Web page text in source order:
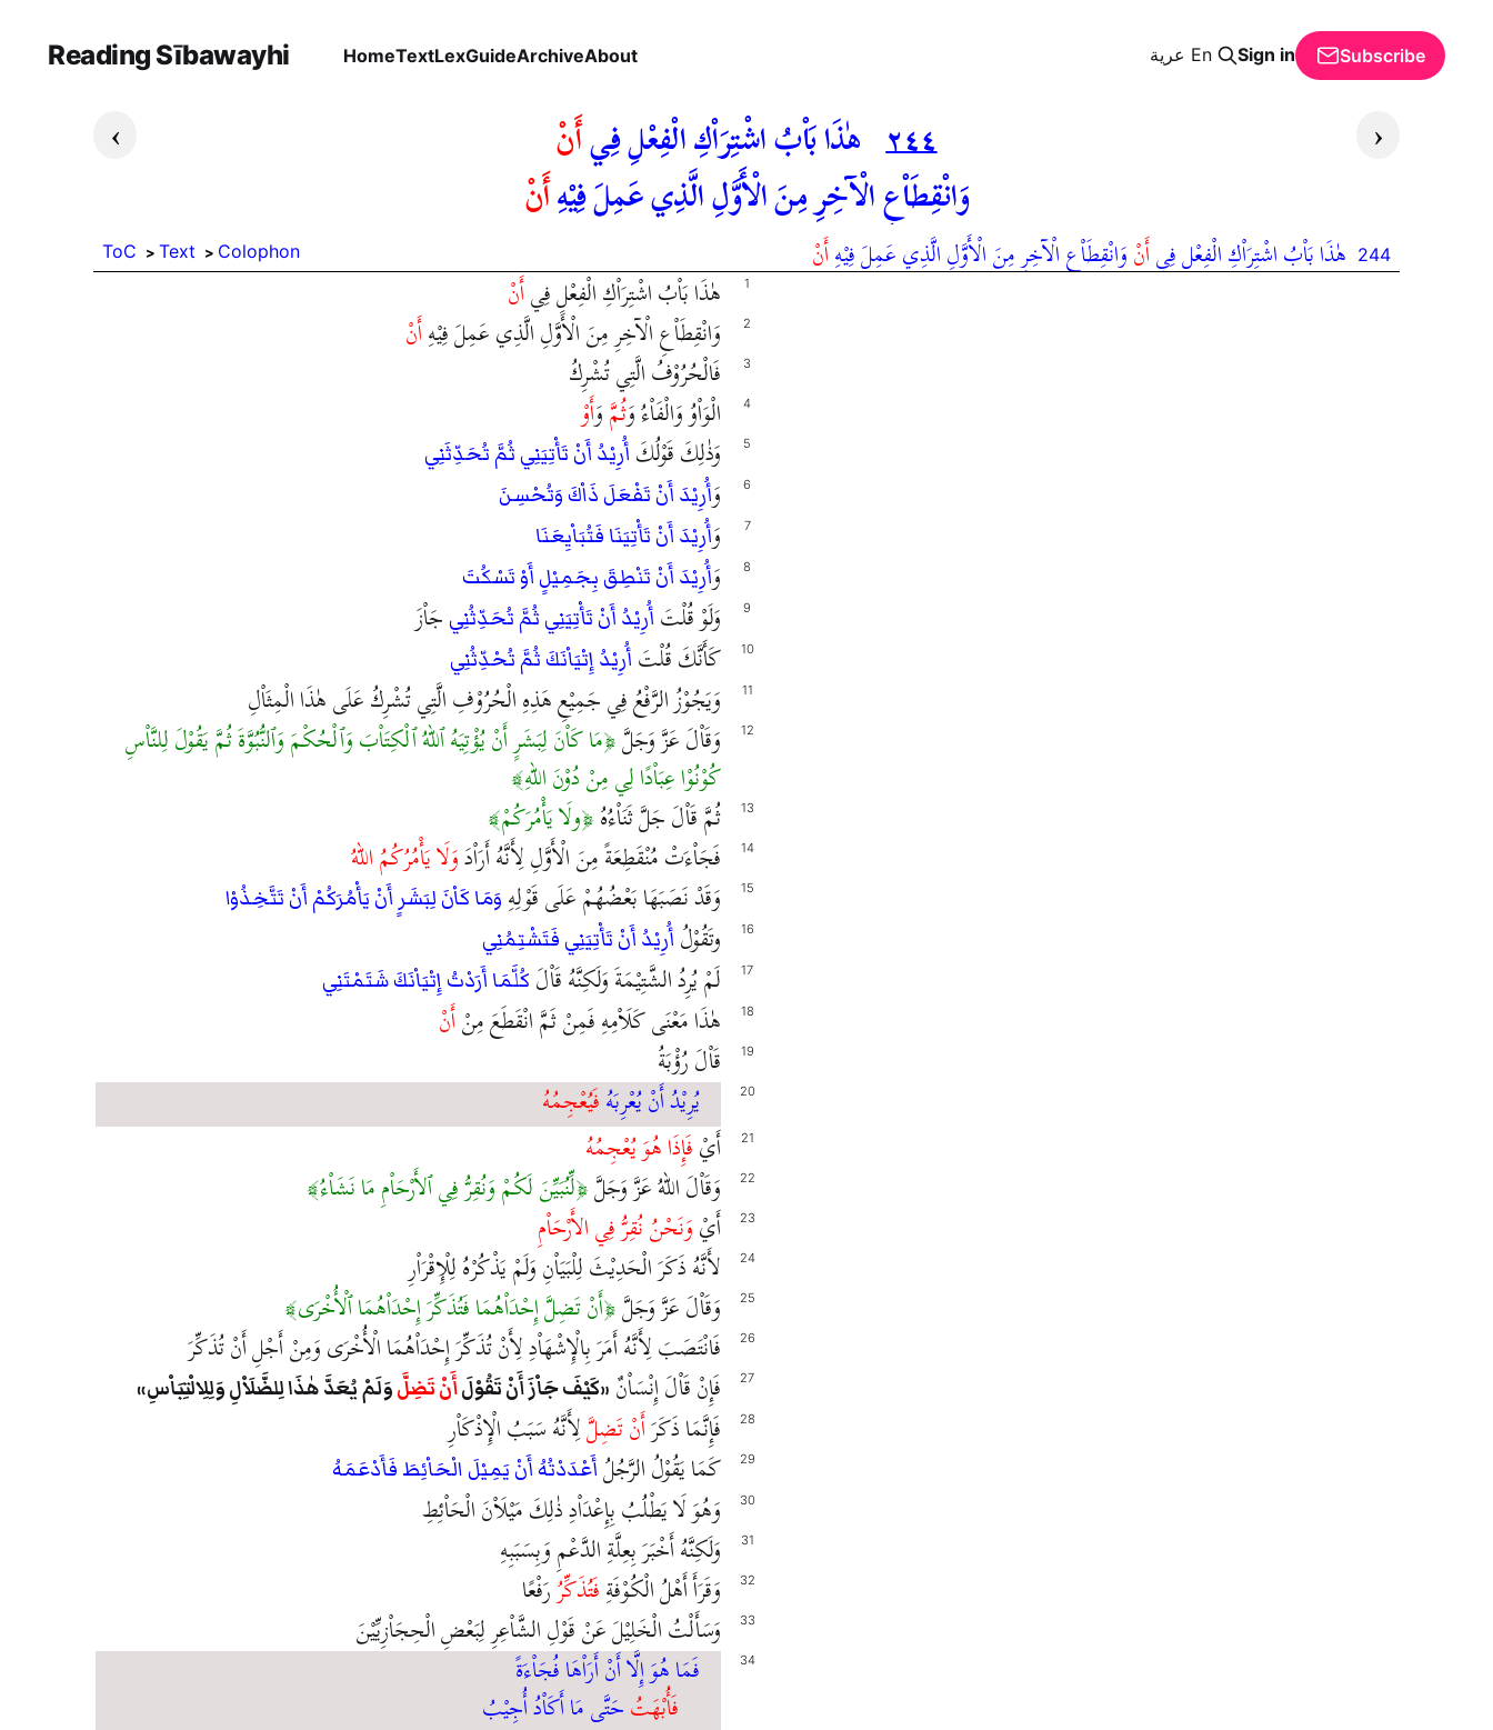
Reading Sībawayhi HomeTextLexGuideArchiveAbout عرية En Sign in Subscribe
› ‹ ٢٤٤ هٰذَا بَاْبُ اشْتِرَاْكِ الْفِعْلِ فِيأَنْ
وَانْقِطَاْعِ الْآخِرِ مِنَ الْأَوَّلِ الَّذِي عَمِلَ فِيْهِأَنْ
ToC Text Colophon 244 هٰذَا بَاْبُ اشْتِرَاْكِ الْفِعْلِ فِيأَنْوَانْقِطَاْعِ الْآخِرِ مِنَ الْأَوَّلِ الَّذِي عَمِلَ فِيْهِأَنْ
هٰذَا بَاْبُ اشْتِرَاْكِ الْفِعْلِ فِيأَنْ 1
وَانْقِطَاْعِ الْآخِرِ مِنَ الْأَوَّلِ الَّذِي عَمِلَ فِيْهِأَنْ 2
فَالْحُرُوْفُ الَّتِي تُشْرِكُ 3
الْوَاْوُ وَالْفَاْءُ وَثُمَّوَأَوْ 4
وَذٰلِكَ قَوْلُكَ أُرِيْدُ أَنْ تَأْتِيَنِي ثُمَّ تُحَدِّثَنِي 5
وَأُرِيْدَ أَنْ تَفْعَلَ ذَاْكَ وَتُحْسِنَ 6
وَأُرِيْدَ أَنْ تَأْتِيَنَا فَتُبَاْيِعَنَا 7
وَأُرِيْدَ أَنْ تَنْطِقَ بِجَمِيْلٍ أَوْ تَسْكُتَ 8
وَلَوْ قُلْتَ أُرِيْدُ أَنْ تَأْتِيَنِي ثُمَّ تُحَدِّثُنِي جَاْزَ 9
كَأَنَّكَ قُلْتَ أُرِيْدُ إِتْيَاْنَكَ ثُمَّ تُحْدِّثُنِي 10
وَيَجُوْزُ الرَّفْعُ فِي جَمِيْعِ هَذِهِ الْحُرُوْفِ الَّتِي تُشْرِكُ عَلَى هٰذَا الْمِثَاْلِ 11
وَقَاْلَ عَزَّ وَجَلَّ مَا كَاْنَ لِبَشَرٍ أَنْ يُؤْتِيَهُ ٱللهُ ٱلْكِتَاْبَ وَٱلْحُكْمَ وَٱلنُّبُوَّةَ ثُمَّ يَقُوْلَ لِلنَّاْسِ
كُوْنُوْا عِبَاْدًا لِي مِنْ دُوْنَ اللهِ
12
ثُمَّ قَاْلَ جَلَّ ثَنَاْءُهُ ولَا يَأْمُرَكُمْ 13
فَجَاْءَتْ مُنْقَطِعَةً مِنَ الْأَوَّلِ لِأَنَّهُ أَرَاْدَوَلَا يَأْمُرُكُمُ اللهُ 14
وَقَدْ نَصَبَهَا بَعْضُهُمْ عَلَى قَوْلِهِ وَمَا كَاْنَ لِبَشَرٍ أَنْ يَأْمُرَكُمْ أَنْ تَتَّخِذُوْا 15
وتَقُوْلُ أُرِيْدُ أَنْ تَأْتِيَنِي فَتَشْتِمُنِي 16
لَمْ يُرِدُ الشَّتِيْمَةَ وَلَكِنَّهُ قَاْلَ كُلَّمَا أَرَدْتُ إِتْيَاْنَكَ شَتَمْتَنِي 17
هٰذَا مَعْنَى كَلَاْمِهِ فَمِنْ ثَمَّ انْقَطَعَ مِنْأَنْ 18
قَاْلَ رُؤْبَةُ 19
يُرِيْدُ أَنْ يُعْرِبَهُفَيُعْجِمُهُ 20
أَيْفَإِذَا هُوَ يُعْجِمُهُ 21
وَقَاْلَ اللهُ عَزَّ وَجَلَّ لِّنُبَيِّنَ لَكُمْ وَنُقِرُّ فِي ٱلأَرْحَاْمِ مَا نَشَاْءُ 22
أَيْوَنَحْنُ نُقِرُّ فِي الأَرْحَاْمِ 23
لأَنَّهُ ذَكَرَ الْحَدِيْثَ لِلْبَيَاْنِ وَلَمْ يَذْكُرْهُ لِلْإِقْرَاْرِ 24
وَقَاْلَ عَزَّ وَجَلَّ أَنْ تَضِلَّ إِحْدَاْهُمَا فَتُذَكِّرَ إِحْدَاْهُمَا ٱلْأُخْرَى 25
فَانْتَصَبَ لِأَنَّهُ أَمَرَ بِالْإِشْهَاْدِ لِأَنْ تُذَكِّرَ إِحْدَاْهُمَا الْأُخْرَى وَمِنْ أَجْلِ أَنْ تُذَكِّرَ 26
فَإِنْ قَاْلَ إِنْسَاْنٌ كَيْفَ جَاْزَ أَنْ تَقُوْلَأَنْ تَضِلَّوَلَمْ يُعَدَّ هٰذَا لِلضَّلَاْلِ وَلِلِالْتِبَاْسِ 27
فَإِنَّمَا ذَكَرَأَنْ تَضِلَّلِأَنَّهُ سَبَبُ الْإِذْكَاْرِ 28
كَمَا يَقُوْلُ الرَّجُلُ أَعْدَدْتُهُ أَنْ يَمِيْلَ الْحَاْئِطَ فَأَدْعَمَهُ 29
وَهُوَ لَا يَطْلُبُ بِإِعْدَاْدِ ذٰلِكَ مَيْلَاْنَ الْحَاْئِطِ 30
وَلَكِنَّهُ أَخْبَرَ بِعِلَّةِ الدَّعْمِ وَبِسَبَبِهِ 31
وَقَرَأَ أَهْلُ الْكُوْفَةِفَتُذَكِّرُرَفْعًا 32
وَسَأَلْتُ الْخَلِيْلَ عَنْ قَوْلِ الشَّاْعِرِ لِبَعْضِ الْحِجَاْزِيِّيْنَ 33
فَمَا هُوَ إِلَّا أَنْ أَرَاْهَا فُجَاْءَةً
فَأُبْهَتُحَتَّى مَا أَكَاْدُ أُجِيْبُ
34